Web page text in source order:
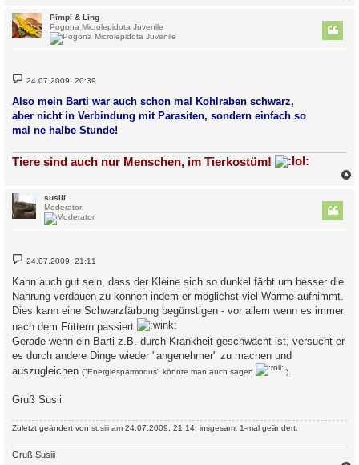
Pimpi & Ling
Pogona Microlepidota Juvenile
B
e
t
r
a
g
24.07.2009, 20:39
Also mein Barti war auch schon mal Kohlraben schwarz,
aber nicht in Verbindung mit Parasiten, sondern einfach so
mal ne halbe Stunde!
Tiere sind auch nur Menschen, im Tierkostüm!
susiii
Moderator
B
e
t
r
g
24.07.2009, 21:11
Kann auch gut sein, dass der Kleine sich so dunkel färbt um besser die
Nahrung verdauen zu können indem er möglichst viel Wärme aufnimmt.
Dies kann eine Schwarzfärbung begünstigen - vor allem wenn es immer
nach dem Füttern passiert
Gerade wenn ein Barti z.B. durch Krankheit geschwächt ist, versucht er
es durch andere Dinge wieder "angenehmer" zu machen und
auszugleichen ("Energiesparmodus" könnte man auch sagen ).
Gruß Susii
Zuletzt geändert von susiii am 24.07.2009, 21:14, insgesamt 1-mal geändert.
Gruß Susiii